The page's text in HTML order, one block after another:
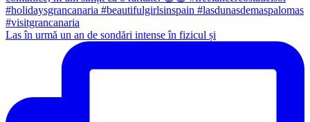
Las în urmă un an de sondări intense în fizicul și